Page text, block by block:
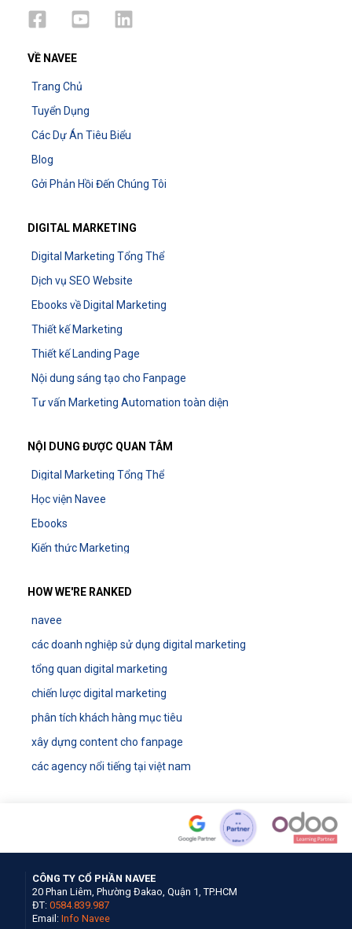
VỀ NAVEE
Trang Chủ
Tuyển Dụng
Các Dự Án Tiêu Biểu
Blog
Gởi Phản Hồi Đến Chúng Tôi
DIGITAL MARKETING
Digital Marketing Tổng Thể
Dịch vụ SEO Website
Ebooks về Digital Marketing
Thiết kế Marketing
Thiết kế Landing Page
Nội dung sáng tạo cho Fanpage
Tư vấn Marketing Automation toàn diện
NỘI DUNG ĐƯỢC QUAN TÂM
Digital Marketing Tổng Thể
Học viện Navee
Ebooks
Kiến thức Marketing
HOW WE'RE RANKED
navee
các doanh nghiệp sử dụng digital marketing
tổng quan digital marketing
chiến lược digital marketing
phân tích khách hàng mục tiêu
xây dựng content cho fanpage
các agency nổi tiếng tại việt nam
CÔNG TY CỔ PHẦN NAVEE
20 Phan Liêm, Phường Đakao, Quận 1, TP.HCM
ĐT: 0584.839.987
Email: Info Navee